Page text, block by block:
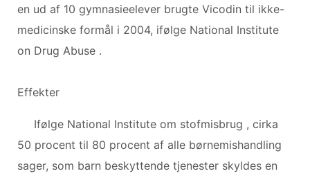
en ud af 10 gymnasieelever brugte Vicodin til ikke-
medicinske formål i 2004, ifølge National Institute
on Drug Abuse .
Effekter
Ifølge National Institute om stofmisbrug , cirka
50 procent til 80 procent af alle børnemishandling
sager, som barn beskyttende tjenester skyldes en